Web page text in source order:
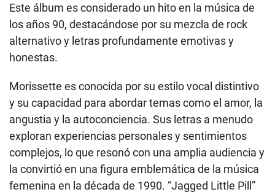
Este álbum es considerado un hito en la música de
los años 90, destacándose por su mezcla de rock
alternativo y letras profundamente emotivas y
honestas.
Morissette es conocida por su estilo vocal distintivo
y su capacidad para abordar temas como el amor, la
angustia y la autoconciencia. Sus letras a menudo
exploran experiencias personales y sentimientos
complejos, lo que resonó con una amplia audiencia y
la convirtió en una figura emblemática de la música
femenina en la década de 1990. “Jagged Little Pill”